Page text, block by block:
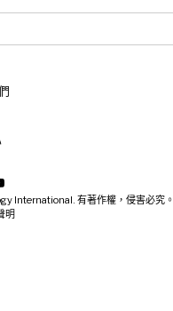
International. 有著作權，侵害必究。
明